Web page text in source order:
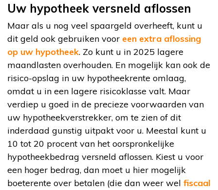
Uw hypotheek versneld aflossen
Maar als u nog veel spaargeld overheeft, kunt u
dit geld ook gebruiken voor een extra aflossing
op uw hypotheek. Zo kunt u in 2025 lagere
maandlasten overhouden. En mogelijk kan ook de
risico-opslag in uw hypotheekrente omlaag,
omdat u in een lagere risicoklasse valt. Maar
verdiep u goed in de precieze voorwaarden van
uw hypotheekverstrekker, om te zien of dit
inderdaad gunstig uitpakt voor u. Meestal kunt u
10 tot 20 procent van het oorspronkelijke
hypotheekbedrag versneld aflossen. Kiest u voor
een hoger bedrag, dan moet u hier mogelijk
boeterente over betalen (die dan weer wel fiscaal